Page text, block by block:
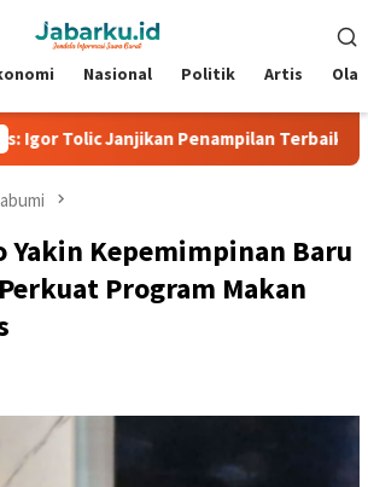
Nasional Politik Artis
Penampilan Terbaik Meski Sudah
Yakin Kepemimpinan Baru
Program Makan